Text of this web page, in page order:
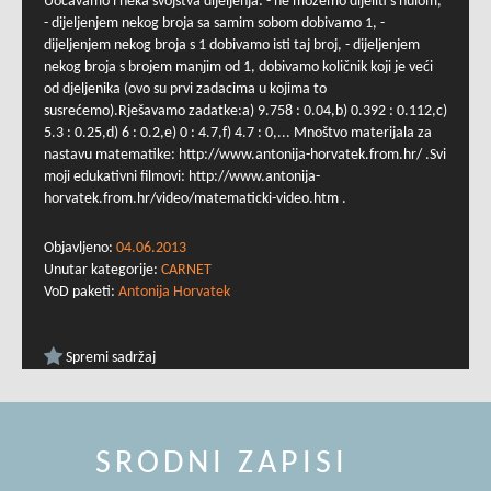
- dijeljenjem nekog broja sa samim sobom dobivamo 1, -
dijeljenjem nekog broja s 1 dobivamo isti taj broj, - dijeljenjem
nekog broja s brojem manjim od 1, dobivamo količnik koji je veći
od djeljenika (ovo su prvi zadacima u kojima to
susrećemo).Rješavamo zadatke:a) 9.758 : 0.04,b) 0.392 : 0.112,c)
5.3 : 0.25,d) 6 : 0.2,e) 0 : 4.7,f) 4.7 : 0,... Mnoštvo materijala za
nastavu matematike: http://www.antonija-horvatek.from.hr/ .Svi
moji edukativni filmovi: http://www.antonija-
horvatek.from.hr/video/matematicki-video.htm .
Objavljeno: 04.06.2013
Unutar kategorije: CARNET
VoD paketi: Antonija Horvatek
Spremi sadržaj
SRODNI ZAPISI